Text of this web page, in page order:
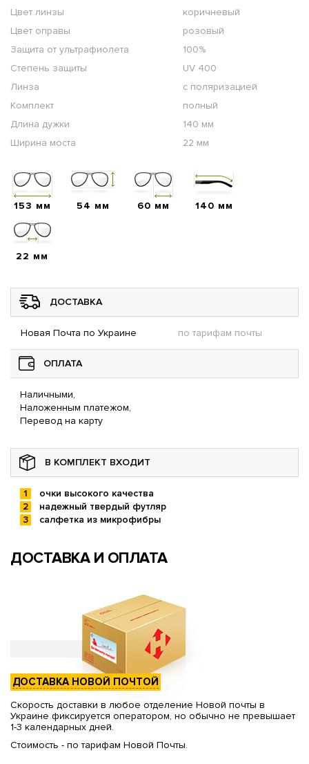
Цвет линзы
коричневый
Цвет оправы
розовый
Защита от ультрафиолета
100%
Степень защиты
UV 400
Линза
с поляризацией
Комплект
полный
Длина дужки
140 мм
Ширина моста
22 мм
153 мм 54 мм 60 мм 140 мм
22 мм
ДОСТАВКА
Новая Почта по Украине по тарифам почты
ОПЛАТА
Наличными,
Наложенным платежом,
Перевод на карту
В КОМПЛЕКТ ВХОДИТ
очки высокого качества
надежный твердый футляр
салфетка из микрофибры
ДОСТАВКА И ОПЛАТА
ДОСТАВКА НОВОЙ ПОЧТОЙ
Скорость доставки в любое отделение Новой почты в
Украине фиксируется оператором, но обычно не превышает
1-3 календарных дней.
Стоимость - по тарифам Новой Почты.